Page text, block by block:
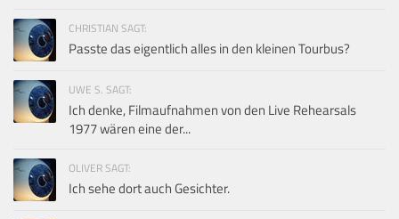
CHRISTIAN SAGT:
Passte das eigentlich alles in den kleinen Tourbus?
UWE S. SAGT:
Ich denke, Filmaufnahmen von den Live Rehearsals
1977 wären eine der...
OLIVER SAGT:
Ich sehe dort auch Gesichter.